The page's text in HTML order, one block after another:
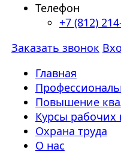
Телефон
+7 (812)
Заказать звонок
Главная
Повышение
Курсы рабочих
Охрана труда
О нас